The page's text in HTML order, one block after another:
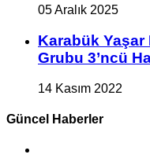
05 Aralık 2025
Karabük Yaşar
Grubu 3’ncü
14 Kasım 2022
Güncel Haberler